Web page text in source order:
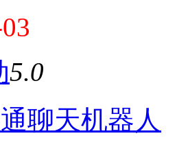
5.0
聊天机器人